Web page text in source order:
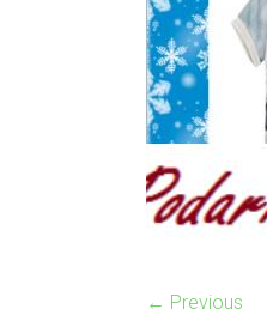
← Previous